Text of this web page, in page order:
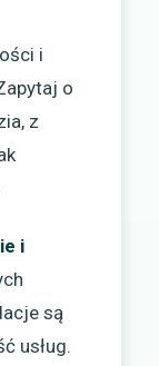
i
o
z
i
są
usług.